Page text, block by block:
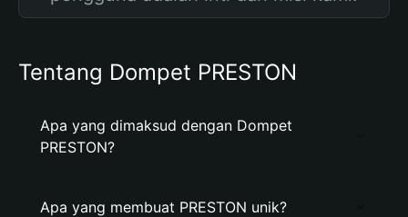
Tentang Dompet PRESTON
Apa yang dimaksud dengan Dompet
PRESTON?
Apa yang membuat PRESTON unik?